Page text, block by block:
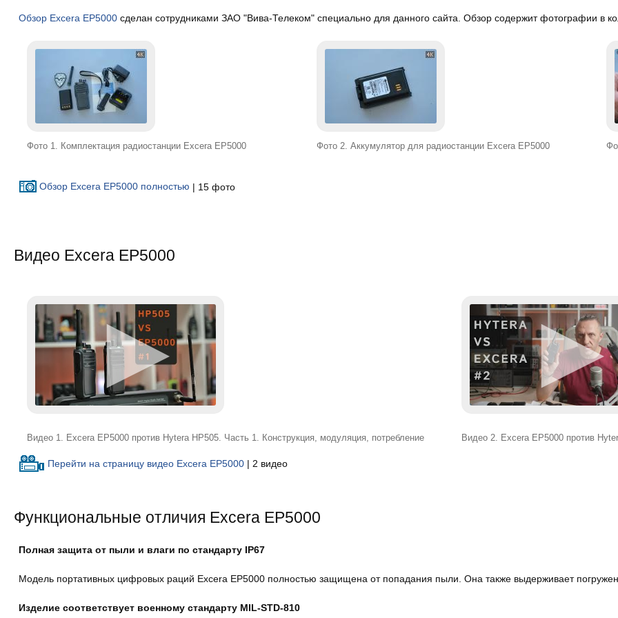
Обзор Excera EP5000сделан сотрудниками ЗАО "Вива-Телеком" специально для данного сайта. Обзор содержит фотографии в
Фото 1. Комплектация радиостанции Excera EP5000 Фото 2. Аккумулятор для радиостанции Excera EP5000
Обзор Excera EP5000 полностью | 15 фото
Видео Excera EP5000
Видео 1. Excera EP5000 против Hytera HP505. Часть 1. Конструкция, модуляция, потребление Видео 2. Excera EP5000 против
Перейти на страницу видео Excera EP5000| 2 видео
Функциональные отличия Excera EP5000
Полная защита от пыли и влаги по стандарту IP67
Модель портативных цифровых раций Excera EP5000 полностью защищена от попадания пыли. Она также выдерживает
Изделие соответствует военному стандарту MIL-STD-810